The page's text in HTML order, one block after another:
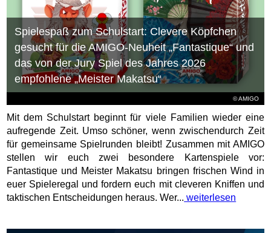
© AMIGO
Spielespaß zum Schulstart: Clevere Köpfchen
gesucht für die AMIGO-Neuheit „Fantastique“ und
das von der Jury Spiel des Jahres 2026
empfohlene „Meister Makatsu“
Mit dem Schulstart beginnt für viele Familien wieder eine
aufregende Zeit. Umso schöner, wenn zwischendurch Zeit
für gemeinsame Spielrunden bleibt! Zusammen mit AMIGO
stellen wir euch zwei besondere Kartenspiele vor:
Fantastique und Meister Makatsu bringen frischen Wind in
euer Spieleregal und fordern euch mit cleveren Kniffen und
taktischen Entscheidungen heraus. Wer... weiterlesen